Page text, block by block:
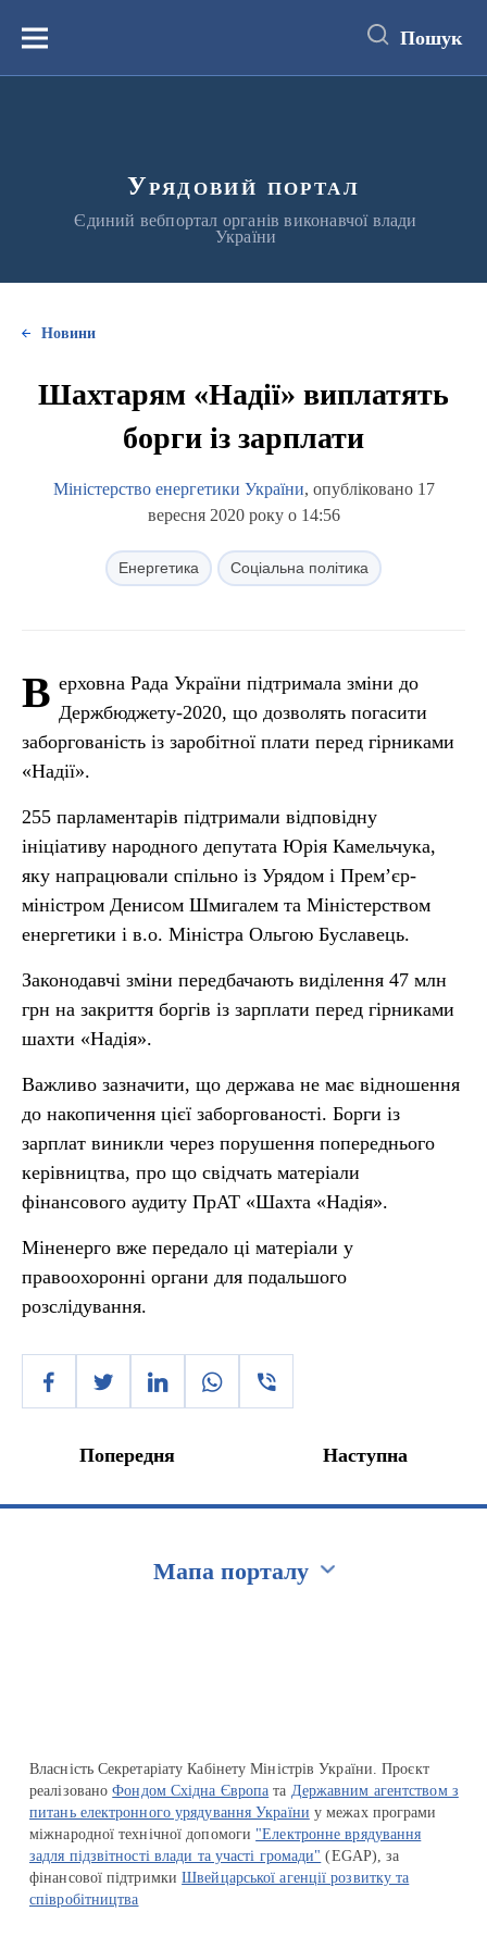
вмістуМеню Пошук
Урядовий портал
Єдиний вебпортал органів виконавчої влади
України
Новини
Шахтарям «Надії» виплатять
борги із зарплати
Міністерство енергетики України, опубліковано 17
вересня 2020 року о 14:56
Енергетика Соціальна політика
В ерховна Рада України підтримала зміни до
Держбюджету-2020, що дозволять погасити
заборгованість із заробітної плати перед гірниками
«Надії».
255 парламентарів підтримали відповідну
ініціативу народного депутата Юрія Камельчука,
яку напрацювали спільно із Урядом і Прем’єр-
міністром Денисом Шмигалем та Міністерством
енергетики і в.о. Міністра Ольгою Буславець.
Законодавчі зміни передбачають виділення 47 млн
грн на закриття боргів із зарплати перед гірниками
шахти «Надія».
Важливо зазначити, що держава не має відношення
до накопичення цієї заборгованості. Борги із
зарплат виникли через порушення попереднього
керівництва, про що свідчать матеріали
фінансового аудиту ПрАТ «Шахта «Надія».
Міненерго вже передало ці матеріали у
правоохоронні органи для подальшого
розслідування.
Попередня Наступна
Мапа порталу
Власність Секретаріату Кабінету Міністрів України. Проєкт
реалізованоФондом Східна Європа та Державним агентством з
питань електронного урядування України у межах програми
міжнародної технічної допомоги "Електронне врядування
задля підзвітності влади та участі громади" (EGAP), за
фінансової підтримкиШвейцарської агенції розвитку та
співробітництва